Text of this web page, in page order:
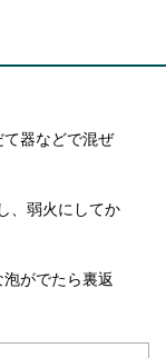
器などで混ぜ
、弱火にしてか
がでたら裏返